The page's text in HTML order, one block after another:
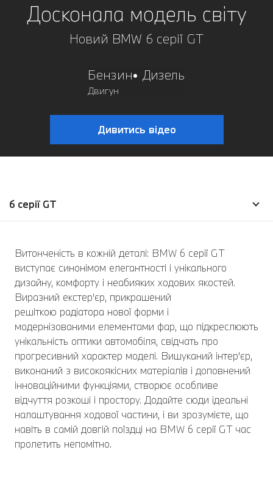
Досконала модель світу
Новий BMW 6 серії GT
Бензин Дизель
Двигун
Дивитись відео
6 серії GT
Витонченість в кожній деталі: BMW 6 серії GT
виступає синонімом елегантності і унікального
дизайну, комфорту і неабияких ходових якостей.
Виразний екстер'єр, прикрашений
решіткою радіатора нової форми і
модернізованими елементами фар, що підкреслюють
унікальність оптики автомобіля, свідчать про
прогресивний характер моделі. Вишуканий інтер'єр,
виконаний з високоякісних матеріалів і доповнений
інноваційними функціями, створює особливе
відчуття розкоші і простору. Додайте сюди ідеальні
налаштування ходової частини, і ви зрозумієте, що
навіть в самій довгій поїздці на BMW 6 серії GT час
пролетить непомітно.